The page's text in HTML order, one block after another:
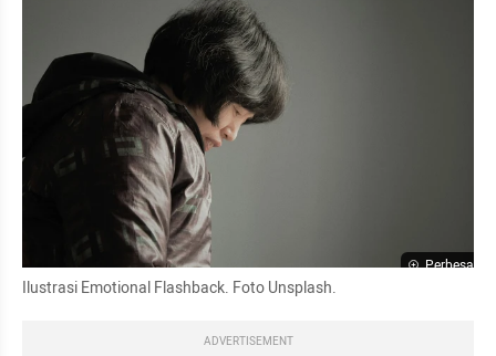
Perbesar
Ilustrasi Emotional Flashback. Foto Unsplash.
ADVERTISEMENT